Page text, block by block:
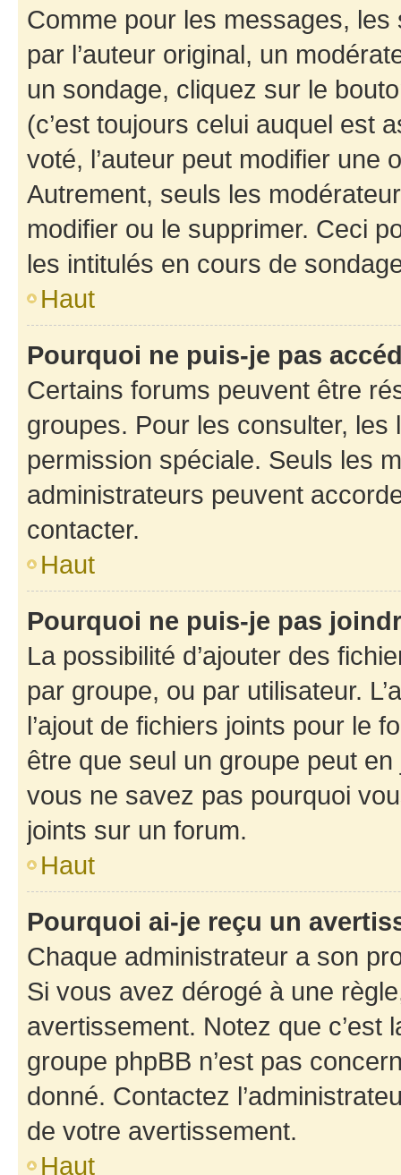
Comme pour les messages,
par l’auteur original, un
un sondage, cliquez sur le
(c’est toujours celui auquel est
voté, l’auteur peut modifier une
Autrement, seuls les
modifier ou le supprimer. Ceci
les intitulés en cours de
Haut
Pourquoi ne puis-je pas
Certains forums peuvent être
groupes. Pour les consulter,
permission spéciale. Seuls les
administrateurs peuvent
contacter.
Haut
Pourquoi ne puis-je pas
La possibilité d’ajouter des
par groupe, ou par utilisateur.
l’ajout de fichiers joints pour le
être que seul un groupe peut
vous ne savez pas pourquoi
joints sur un forum.
Haut
Pourquoi ai-je reçu un
Chaque administrateur a son
Si vous avez dérogé à une
avertissement. Notez que c’est
groupe phpBB n’est pas
donné. Contactez
de votre avertissement.
Haut